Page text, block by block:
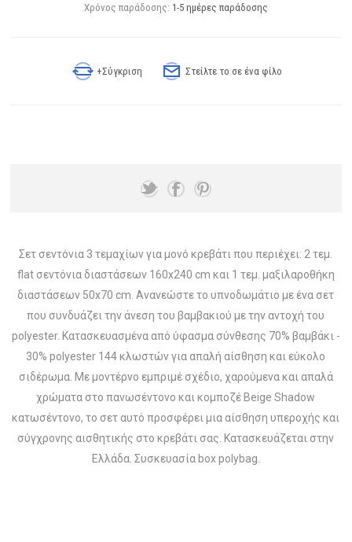
Χρόνος παράδοσης: 1-5 ημέρες παράδοσης
+Σύγκριση Στείλτε το σε ένα φίλο
Σετ σεντόνια 3 τεμαχίων για μονό κρεβάτι που περιέχει: 2 τεμ.
flat σεντόνια διαστάσεων 160x240 cm και 1 τεμ. μαξιλαροθήκη
διαστάσεων 50x70 cm. Ανανεώστε το υπνοδωμάτιο με ένα σετ
που συνδυάζει την άνεση του βαμβακιού με την αντοχή του
polyester. Κατασκευασμένα από ύφασμα σύνθεσης 70% βαμβάκι -
30% polyester 144 κλωστών για απαλή αίσθηση και εύκολο
σιδέρωμα. Με μοντέρνο εμπριμέ σχέδιο, χαρούμενα και απαλά
χρώματα στο πανωσέντονο και κομποζέ Beige Shadow
κατωσέντονο, το σετ αυτό προσφέρει μια αίσθηση υπεροχής και
σύγχρονης αισθητικής στο κρεβάτι σας. Κατασκευάζεται στην
Ελλάδα. Συσκευασία box polybag.